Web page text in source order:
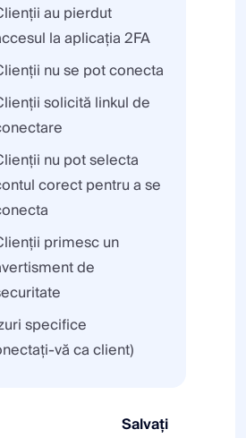
au pierdut
la aplicația 2FA
nu se pot conecta
solicită linkul de
nu pot selecta
corect pentru a se
primesc un
de
specifice
vă ca client)
Salvați